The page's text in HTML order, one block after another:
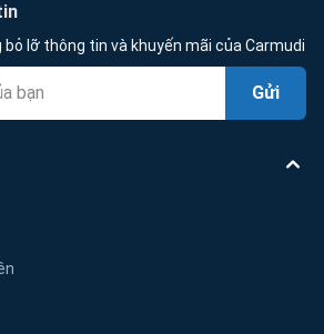
bỏ lỡ thông tin và khuyến mãi của Carmudi
Gửi